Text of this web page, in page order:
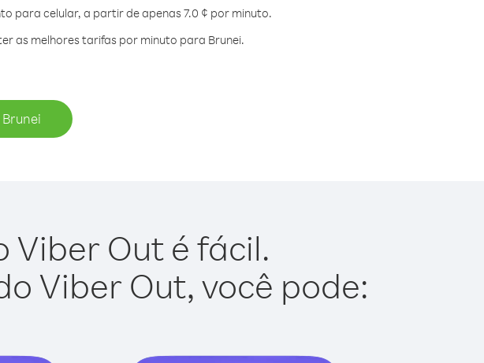
para celular, a partir de apenas 7.0 ¢ por minuto.
as melhores tarifas por minuto para Brunei.
Viber Out é fácil.
Viber Out, você pode: